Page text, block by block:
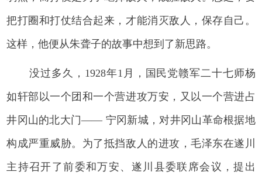
把打圈和打仗结合起来，才能消灭敌人，保存自己。
这样，他便从朱聋子的故事中想到了新思路。
没过多久，1928年1月，国民党赣军二十七师杨
如轩部以一个团和一个营进攻万安，又以一个营进占
井冈山的北大门—— 宁冈新城，对井冈山革命根据地
构成严重威胁。为了抵挡敌人的进攻，毛泽东在遂川
主持召开了前委和万安、遂川县委联席会议，提出